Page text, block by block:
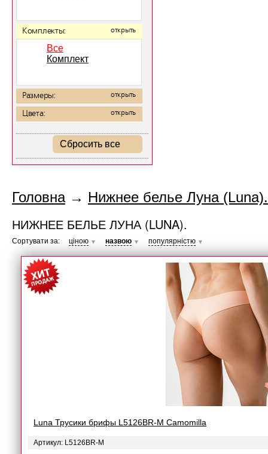
Комплекты: открыть
Все
Комплект
Размеры: открыть
Цвета: открыть
Сбросить все
Головна→ Нижнее белье Луна (Luna).
НИЖНЕЕ БЕЛЬЕ ЛУНА (LUNA).
Сортувати за: ціною ▼ назвою ▼ популярністю ▼
Luna Трусики брифы L5126BR-M Camomilla
Артикул: L5126BR-M